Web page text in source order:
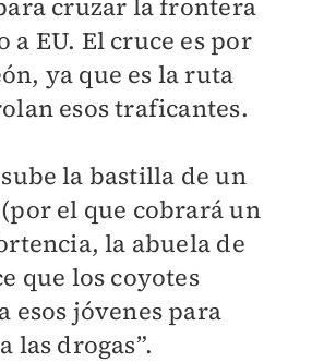
cruzar la frontera
a EU. El cruce es por
ya que es la ruta
esos traficantes.
la bastilla de un
el que cobrará un
la abuela de
que los coyotes
esos jóvenes para
las drogas”.